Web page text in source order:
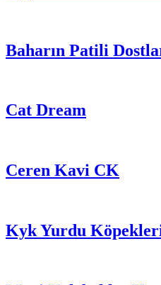
Baharın Patili
Cat Dream
Ceren Kavi CK
Kyk Yurdu